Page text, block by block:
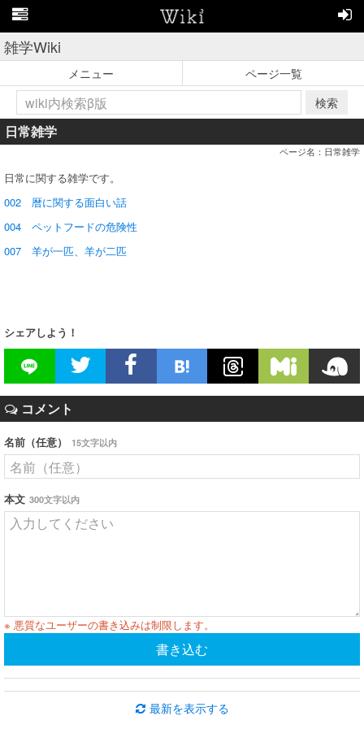
雑学Wiki
メニュー
ページ一覧
検索
日常雑学
ページ名：日常雑学
日常に関する雑学です。
002 暦に関する面白い話
004 ペットフードの危険性
007 羊が一匹、羊が二匹
シェアしよう！
コメント
名前（任意） 15文字以内
本文 300文字以内
※ 悪質なユーザーの書き込みは制限します。
書き込む
最新を表示する